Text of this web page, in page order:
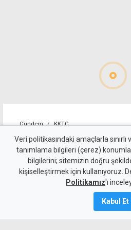
Gündem KKTC
10 kişi kalan
altın değerinde
Veri politikasındaki amaçlarla
tanımlama bilgileri (çerez)
bilgilerini; sitemizin doğru
kişiselleştirmek için kullanıyoruz.
Politikamız'ı
Kabul Et